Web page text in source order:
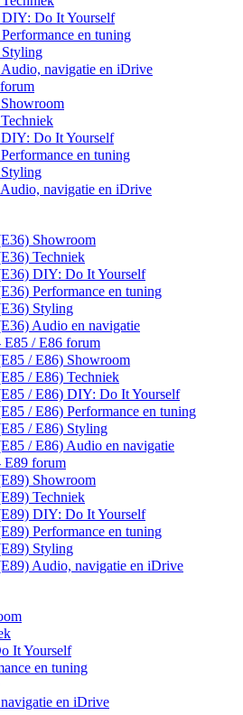
Do It Yourself
en tuning
navigatie en iDrive
Do It Yourself
en tuning
navigatie en iDrive
Showroom
Techniek
DIY: Do It Yourself
Performance en tuning
Styling
Audio en navigatie
/ E86 forum
/ E86) Showroom
/ E86) Techniek
/ E86) DIY: Do It Yourself
/ E86) Performance en tuning
/ E86) Styling
/ E86) Audio en navigatie
forum
Showroom
Techniek
DIY: Do It Yourself
Performance en tuning
Styling
Audio, navigatie en iDrive
It Yourself
en tuning
en iDrive